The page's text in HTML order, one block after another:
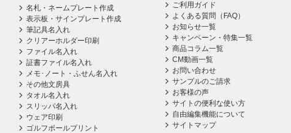
名札・ネームプレート作成
表示板・サインプレート作成
筆記具名入れ
クリアーホルダー印刷
ファイル名入れ
証書ファイル名入れ
メモ･ノート・ふせん名入れ
その他文房具
タオル名入れ
スリッパ名入れ
ウェア印刷
ゴルフボールプリント
ご利用ガイド
よくある質問（FAQ）
お知らせ一覧
キャンペーン・特集一覧
商品コラム一覧
CM動画一覧
お問い合わせ
サンプルのご請求
お客様の声
サイトの便利な使い方
自由編集機能について
サイトマップ